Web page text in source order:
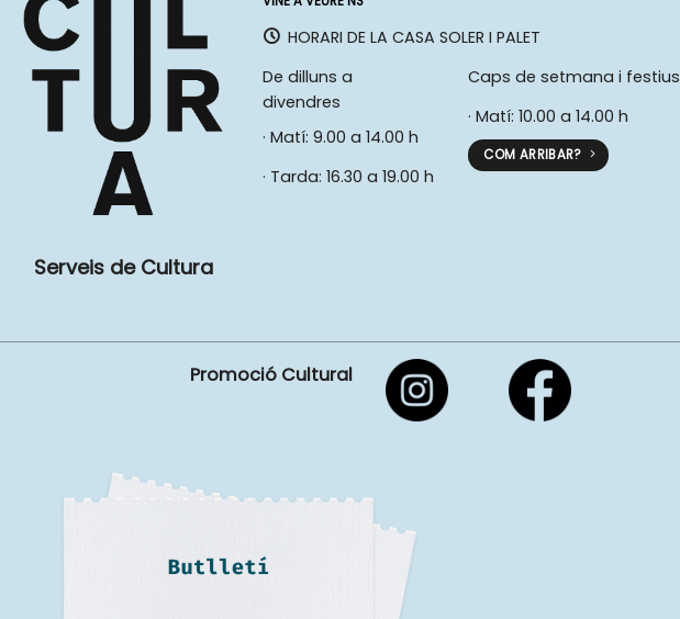
Serveis de Cultura
HORARI DE LA CASA SOLER I PALET
De dilluns a
divendres
· Matí: 9.00 a 14.00 h
· Tarda: 16.30 a 19.00 h
Caps de setmana i festius
· Matí: 10.00 a 14.00 h
COM ARRIBAR?
Promoció Cultural